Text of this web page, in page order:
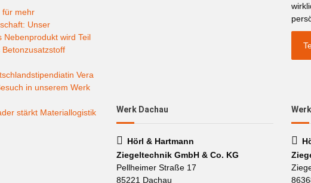
für mehr
Unser
Nebenprodukt wird Teil
Vera
in unserem Werk
stärkt Materiallogistik
Werk Dachau
Hörl & Hartmann
Ziegeltechnik GmbH & Co. KG
Pellheimer Straße 17
85221 Dachau